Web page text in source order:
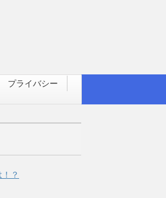
プライバシー
？